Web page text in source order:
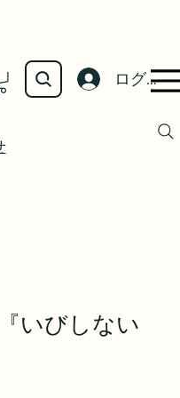
ログイン
いびしない